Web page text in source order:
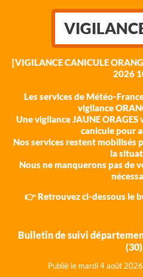
[VIGILANCE CANICULE
2026
Les services de Météo-
vigilance
Une vigilance JAUNE
canicule pour
Nos services restent mobilisés
la
Nous ne manquerons pas de
👉 Retrouvez ci-dessous le
Bulletin de suivi
(30)
Publié le mardi 4 août 202